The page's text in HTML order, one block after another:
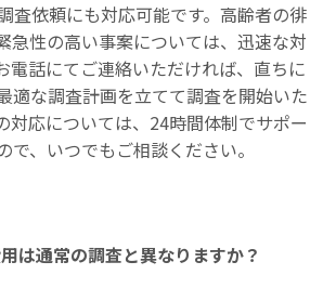
査依頼にも対応可能です。高齢者の徘
急性の高い事案については、迅速な対
電話にてご連絡いただければ、直ちに
適な調査計画を立てて調査を開始いた
対応については、24時間体制でサポー
で、いつでもご相談ください。
は通常の調査と異なりますか？